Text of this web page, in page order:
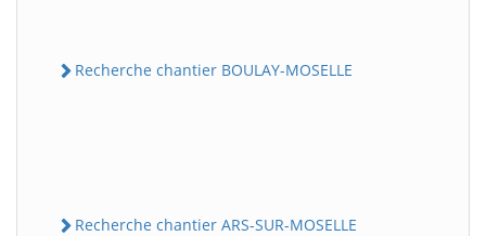
Recherche chantier BOULAY-MOSELLE
Recherche chantier ARS-SUR-MOSELLE